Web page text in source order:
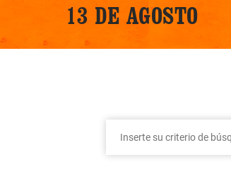
13 DE AGOSTO